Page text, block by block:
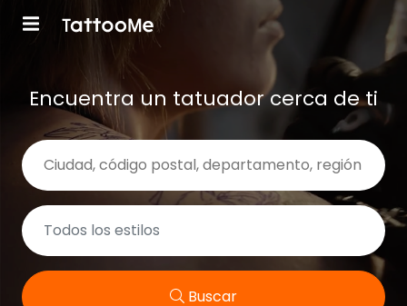
Encuentra un tatuador cerca de ti
Buscar